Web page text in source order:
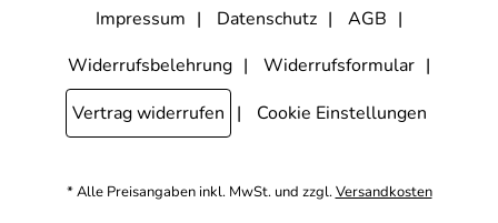
kann ich jederzeit mit Wirkung für die Zukunft widerrufen, indem ich
den Link "Abmelden" am Ende des Newsletters anklicke. Die
Impressum Datenschutz
AGB
Widerrufsbelehrung
Widerrufsformular
Vertrag widerrufen
Cookie Einstellungen
* Alle Preisangaben inkl. MwSt. und zzgl.Versandkosten